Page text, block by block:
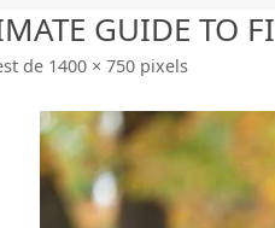
GUIDE TO
de 1400 × 750 pixels